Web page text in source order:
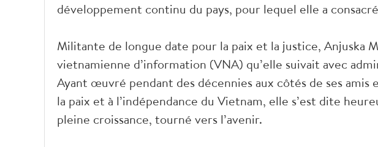
développement continu du pays, pour lequel elle a
Militante de longue date pour la paix et la justice, Anjuska
vietnamienne d’information (VNA) qu’elle suivait avec
Ayant œuvré pendant des décennies aux côtés de ses amis
la paix et à l’indépendance du Vietnam, elle s’est dite
pleine croissance, tourné vers l’avenir.